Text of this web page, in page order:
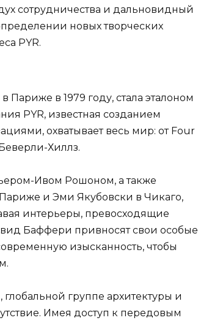
сотрудничества и дальновидный
новых творческих
PYR.
Париже в 1979 году, стала эталоном
PYR, известная созданием
охватывает весь мир: от Four
Хиллз.
Ивом Рошоном, а также
и Эми Якубовски в Чикаго,
интерьеры, превосходящие
Баффери привносят свои особые
изысканность, чтобы
группе архитектуры и
Имея доступ к передовым